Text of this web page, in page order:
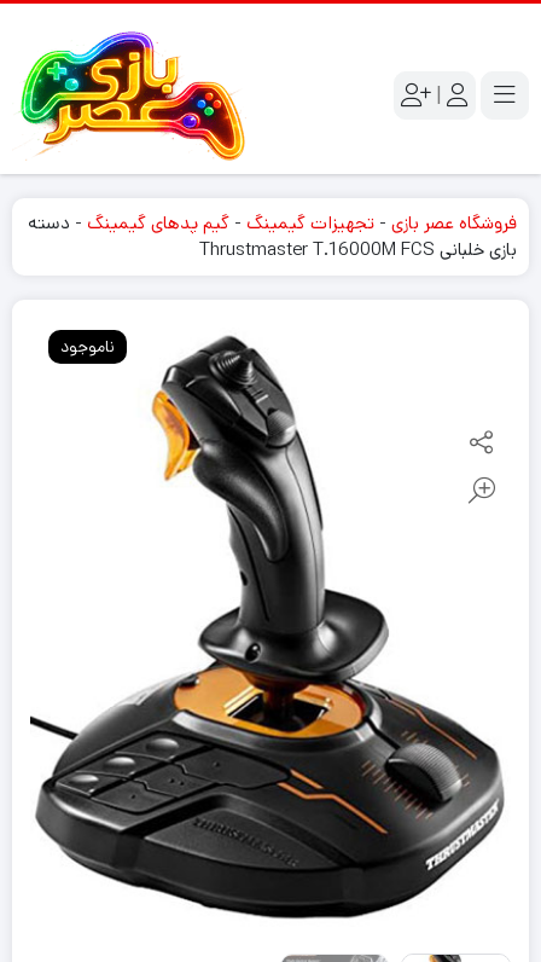
|
فروشگاه عصر بازی - تجهیزات گیمینگ - گیم پدهای گیمینگ - دسته
بازی خلبانی Thrustmaster T.16000M FCS
ناموجود